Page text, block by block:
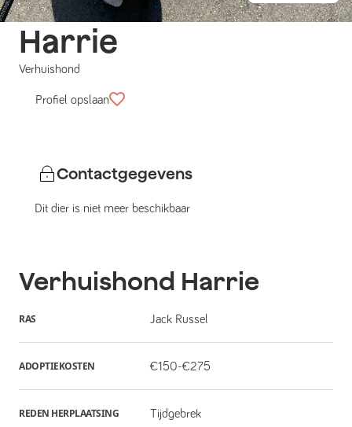
Harrie
Verhuishond
Profiel opslaan
Contactgegevens
Dit dier is niet meer beschikbaar
Verhuishond Harrie
RAS Jack Russel
ADOPTIEKOSTEN €150-€275
REDEN HERPLAATSING Tijdgebrek